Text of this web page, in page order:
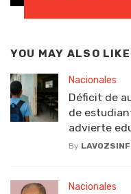
YOU MAY ALSO LIKE
Nacionales
Déficit de
de
advierte
By
Nacionales